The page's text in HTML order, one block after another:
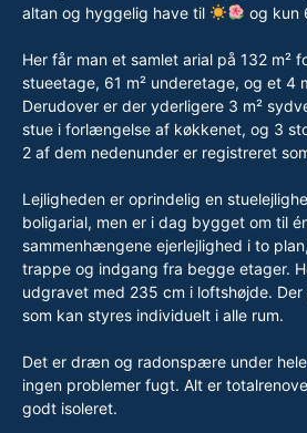
altan og hyggelig have til
og kun
Her får man et samlet arial på 132 m²
stueetage, 61 m² underetage, og et 4
Derudover er der yderligere 3 m²
stue i forlængelse af køkkenet, og 3
2 af dem nedenunder er registreret
Lejligheden er oprindelig en
boligarial, men er i dag bygget om til
sammenhængene ejerlejlighed i to
trappe og indgang fra begge etager.
udgravet med 235 cm i loftshøjde.
som kan styres individuelt i alle rum.
Det er dræn og radonspære under
ingen problemer fugt. Alt er
godt isoleret.